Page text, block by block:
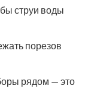
струи воды
порезов
рядом — это